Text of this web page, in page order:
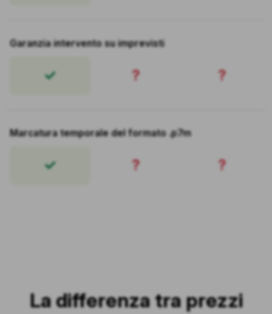
Garanzia intervento su imprevisti
? ?
Marcatura temporale del formato .p7m
? ?
La differenza tra prezzi